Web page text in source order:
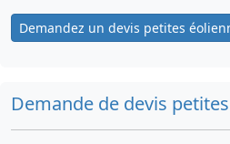
Demandez un devis petites
Demande de devis